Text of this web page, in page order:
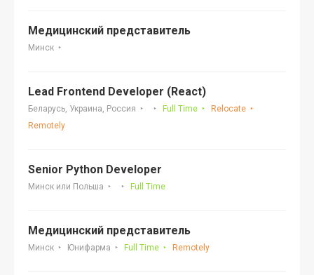
Медицинский представитель
Минск
Lead Frontend Developer (React)
Беларусь, Украина, Россия Full Time
Relocate
Remotely
Senior Python Developer
Минск или Польша Full Time
Медицинский представитель
Минск Юнифарма Full Time Remotely